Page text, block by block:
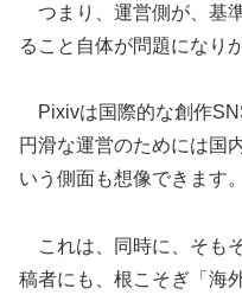
つまり、運営側が、基
ること自体が問題になり
Pixivは国際的な創作
円滑な運営のためには国
いう側面も想像できます。
これは、同時に、そも
稿者にも、根こそぎ「海